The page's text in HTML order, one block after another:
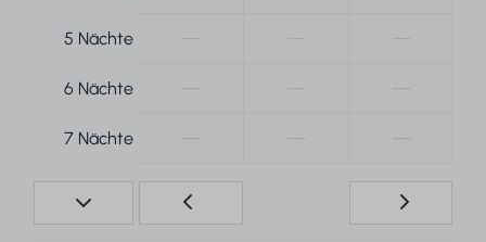
5 Nächte
6 Nächte
7 Nächte